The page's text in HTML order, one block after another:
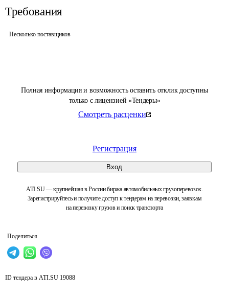
Полная информация и возможность оставить отклик доступны
только с лицензией «Тендеры»
Смотреть расценки
Регистрация
Вход
ATI.SU — крупнейшая в России биржа автомобильных грузоперевозок.
Зарегистрируйтесь и получите доступ к тендерам на перевозки, заявкам
на перевозку грузов и поиск транспорта
Поделиться
Требования
Несколько поставщиков
ID тендера в ATI.SU 19088